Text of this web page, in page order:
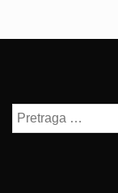
Pretraga
za: